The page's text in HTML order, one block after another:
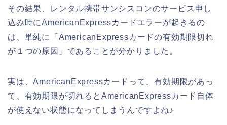
その結果、レンタル携帯サンシスコンのサービス申し
込み時にAmericanExpressカードエラーが起きるの
は、単純に「AmericanExpressカードの有効期限切れ
が１つの原因」であることが分かりました。
実は、AmericanExpressカードって、有効期限があっ
て、有効期限が切れるとAmericanExpressカード自体
が使えない状態になってしまうんですよね♪